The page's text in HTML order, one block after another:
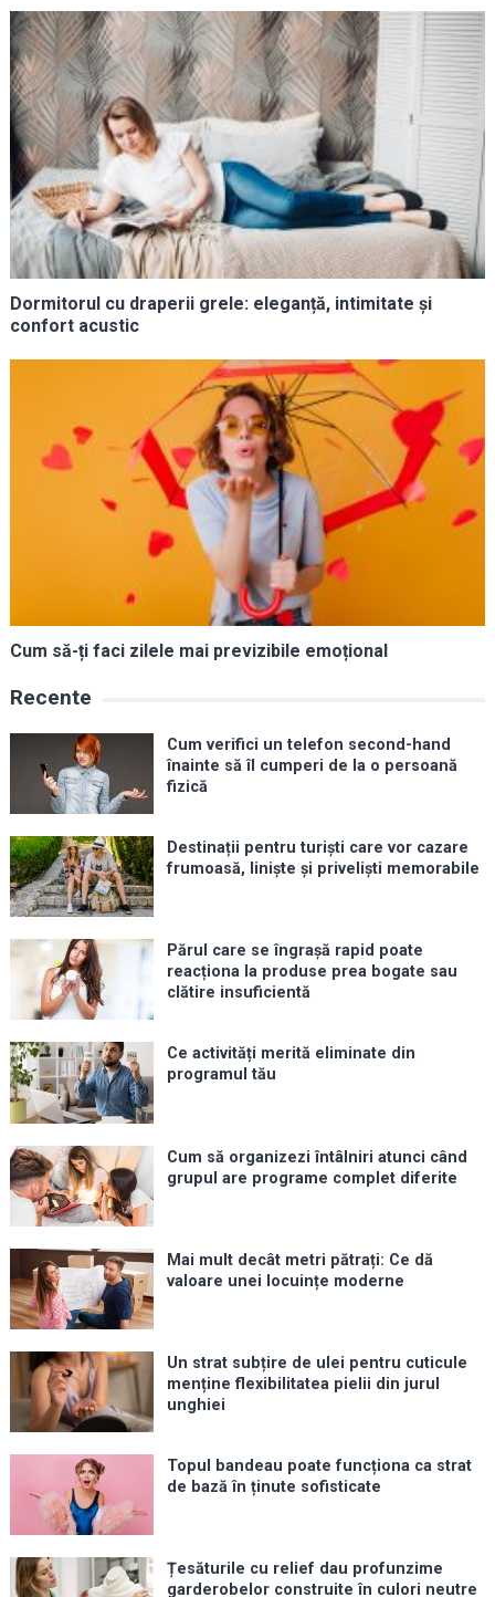
Dormitorul cu draperii grele: eleganță, intimitate și
confort acustic
Cum să-ți faci zilele mai previzibile emoțional
Recente
Cum verifici un telefon second-hand
înainte să îl cumperi de la o persoană
fizică
Destinații pentru turiști care vor cazare
frumoasă, liniște și priveliști memorabile
Părul care se îngrașă rapid poate
reacționa la produse prea bogate sau
clătire insuficientă
Ce activități merită eliminate din
programul tău
Cum să organizezi întâlniri atunci când
grupul are programe complet diferite
Mai mult decât metri pătrați: Ce dă
valoare unei locuințe moderne
Un strat subțire de ulei pentru cuticule
menține flexibilitatea pielii din jurul
unghiei
Topul bandeau poate funcționa ca strat
de bază în ținute sofisticate
Țesăturile cu relief dau profunzime
garderobelor construite în culori neutre